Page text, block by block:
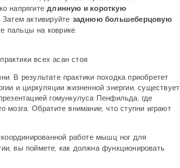
напрягитедлинную и короткую
активируйте заднюю большеберцовую
пальцы на коврике.
всех асан стоя.
В результате практики походка приобретет
и циркуляции жизненной энергии, существует
гомункулуса Пенфильда, где
мозга. Обратите внимание, что ступни играют
работе мышц ног для
вы поймете, как должна функционировать